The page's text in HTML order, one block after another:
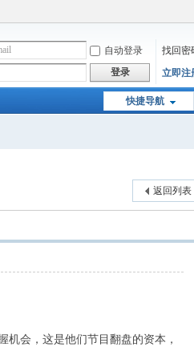
自动登录
找回密
登录 立即注
快捷导航
返回列表
会，这是他们节目翻盘的资本，